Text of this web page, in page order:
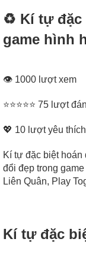
♻️ Kí tự đặc
game hình
👁 1000 lượt xem
⭐⭐⭐⭐⭐ 75 lượt
💖 10 lượt yêu thích
Kí tự đặc biệt
đổi đẹp trong
Liên Quân, Play
Kí tự đặc